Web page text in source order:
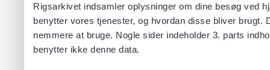
Rigsarkivet indsamler oplysninger om dine besøg ved
benytter vores tjenester, og hvordan disse bliver
nemmere at bruge. Nogle sider indeholder 3. parts
benytter ikke denne data.